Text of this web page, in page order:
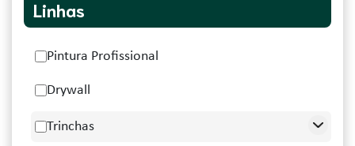
Linhas
Pintura Profissional
Drywall
Trinchas